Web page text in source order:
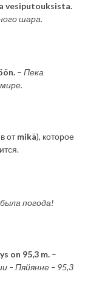
vesiputouksista.
шара.
– Пека
отmikä), которое
погода!
on 95,3 m. –
–Пяйянне – 95,3